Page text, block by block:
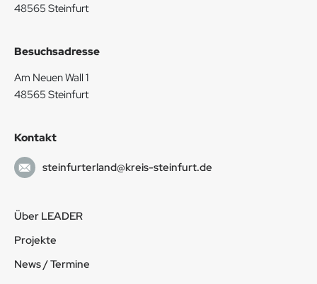
48565 Steinfurt
Besuchsadresse
Am Neuen Wall 1
48565 Steinfurt
Kontakt
steinfurterland@kreis-steinfurt.de
Über LEADER
Projekte
News / Termine